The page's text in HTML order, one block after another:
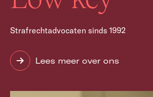
Strafrechtadvocaten sinds 1992
Lees meer over ons